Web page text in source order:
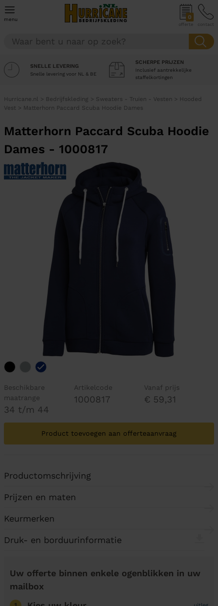
menu 0
offerte contact
SNELLE LEVERING
Snelle levering voor NL & BE
SCHERPE PRIJZEN
Inclusief aantrekkelijke
staffelkortingen
Hurricane.nl > Bedrijfskleding > Sweaters - Truien - Vesten >
Hooded
Vest > Matterhorn Paccard Scuba Hoodie Dames
Matterhorn Paccard Scuba Hoodie
Dames - 1000817
Beschikbare
maatrange
34 t/m 44
Artikelcode
1000817
Vanaf prijs
€ 59,31
Product toevoegen aan offerteaanvraag
Productomschrijving
Prijzen en maten
Keurmerken
Druk- en borduurinformatie
Uw offerte binnen enkele ogenblikken in uw
mailbox